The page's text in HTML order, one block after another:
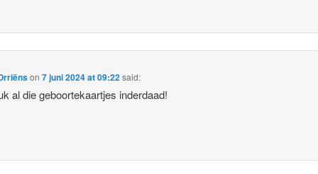
on7 juni 2024 at 09:22said:
al die geboortekaartjes inderdaad!